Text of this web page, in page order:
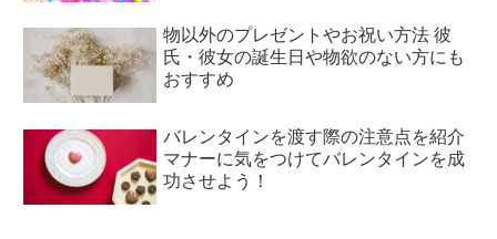
物以外のプレゼントやお祝い方法 彼
氏・彼女の誕生日や物欲のない方にも
おすすめ
バレンタインを渡す際の注意点を紹介
マナーに気をつけてバレンタインを成
功させよう！